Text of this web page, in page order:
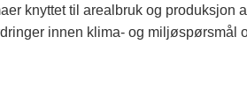
knyttet til arealbruk og
innen klima- og